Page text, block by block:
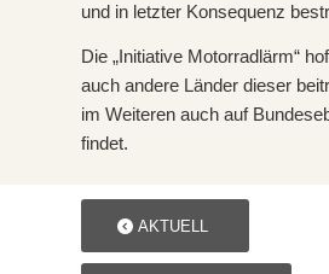
und in letzter Konsequenz
Die „Initiative Motorradlärm“
auch andere Länder dieser
im Weiteren auch auf
findet.
AKTUELL